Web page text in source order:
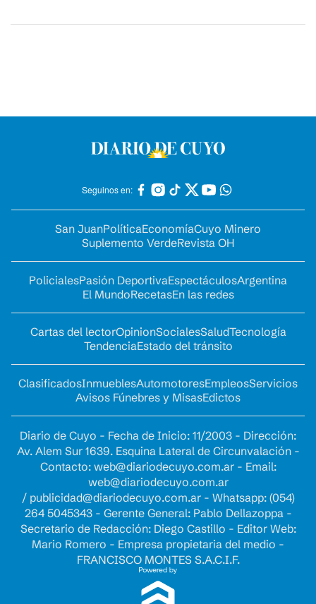
Seguinos en:
San JuanPolíticaEconomíaCuyo Minero
Suplemento VerdeRevista OH
PolicialesPasión DeportivaEspectáculosArgentina
El MundoRecetasEn las redes
Cartas del lectorOpinionSocialesSaludTecnología
TendenciaEstado del tránsito
ClasificadosInmueblesAutomotoresEmpleosServicios
Avisos Fúnebres y MisasEdictos
Diario de Cuyo - Fecha de Inicio: 11/2003 - Dirección:
Av. Alem Sur 1639. Esquina Lateral de Circunvalación -
Contacto: web@diariodecuyo.com.ar- Email:
web@diariodecuyo.com.ar
/ publicidad@diariodecuyo.com.ar- Whatsapp: (054)
264 5045343 - Gerente General: Pablo Dellazoppa -
Secretario de Redacción: Diego Castillo - Editor Web:
Mario Romero - Empresa propietaria del medio -
FRANCISCO MONTES S.A.C.I.F.